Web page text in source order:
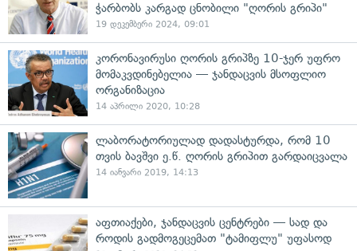
ჭარბობს კარგად ცნობილი "ღორის გრიპი"
19 დეკემბერი 2024, 09:01
კორონავირუსი ღორის გრიპზე 10-ჯერ უფრო
მომაკვდინებელია — ჯანდაცვის მსოფლიო
ორგანიზაცია
14 აპრილი 2020, 10:28
ლაბორატორიულად დადასტურდა, რომ 10
თვის ბავშვი ე.წ. ღორის გრიპით გარდაიცვალა
14 იანვარი 2019, 14:13
აფთიაქები, ჯანდაცვის ცენტრები — სად და
როდის გადმოგეცემათ "ტამიფლუ" უფასოდ